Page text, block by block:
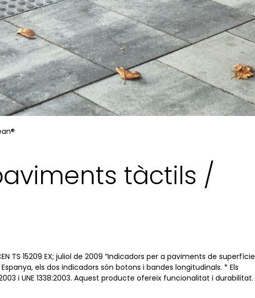
tàctils /
TS 15209 EX; juliol de 2009 “Indicadors per a paviments de superfície
els dos indicadors són botons i bandes longitudinals. * Els
i UNE 1338:2003. Aquest producte ofereix funcionalitat i durabilitat.